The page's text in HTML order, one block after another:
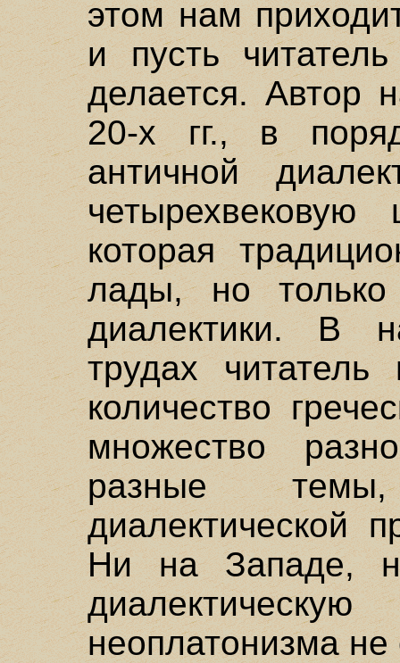
этом нам
и пусть
делается. Автор
20-х гг., в
античной
четырехвековую
которая
лады, но
диалектики. В
трудах
количество
множество
разные
диалектической
Ни на Западе,
неоплатонизма